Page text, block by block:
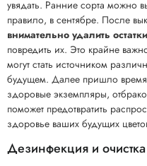
увядать. Ранние сорта можно
правило, в сентябре. После
внимательно удалить
повредить их. Это крайне
могут стать источником
будущем. Далее пришло время
здоровые экземпляры,
поможет предотвратить
здоровье ваших будущих
Дезинфекция и очистка